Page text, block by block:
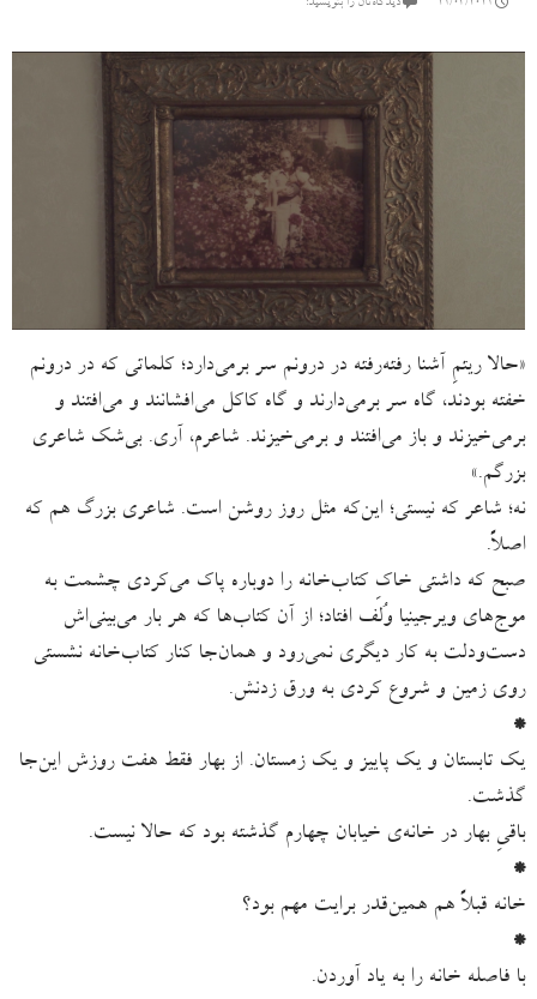
21/03/2021 دیدگاه‌تان را بنویسید:
«حالا ریتمِ آشنا رفته‌رفته در درونم سر برمی‌دارد؛ کلماتی که در درونم
خفته بودند، گاه سر برمی‌‌دارند و گاه کاکل می‌افشانند و می‌افتند و
برمی‌خیزند و باز می‌افتند و برمی‌خیزند. شاعرم، آری. بی‌شک شاعری
بزرگم.»
نه؛ شاعر که نیستی؛ این‌که مثل روز روشن است. شاعری بزرگ هم که
اصلاً.
صبح که داشتی خاکِ کتاب‌خانه را دوباره پاک می‌کردی چشمت به
موج‌های ویرجینیا وُلف افتاد؛ از آن کتاب‌ها که هر بار می‌بینی‌اش
دست‌ودلت به کار دیگری نمی‌رود و همان‌جا کنار کتاب‌خانه نشستی
روی زمین و شروع کردی به ورق زدنش.
*
یک تابستان و یک پاییز و یک زمستان. از بهار فقط هفت‌ روزش این‌جا
گذشت.
باقیِ بهار در خانه‌ی خیابان چهارم گذشته بود که حالا نیست.
*
خانه قبلاً هم همین‌قدر برایت مهم بود؟
*
با فاصله خانه را به یاد آوردن.